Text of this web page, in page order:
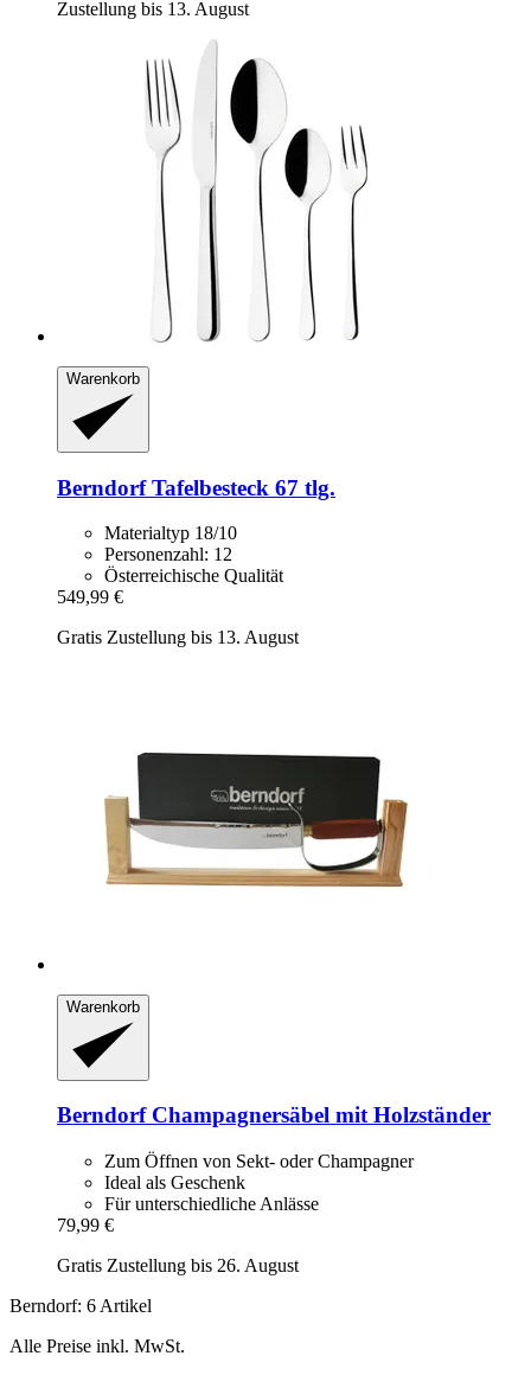
Zustellung bis 13. August
Warenkorb
BerndorfTafelbesteck 67 tlg.
Materialtyp 18/10
Personenzahl: 12
Österreichische Qualität
549,99 €
Gratis Zustellung bis 13. August
Warenkorb
BerndorfChampagnersäbel mit Holzständer
Zum Öffnen von Sekt- oder Champagner
Ideal als Geschenk
Für unterschiedliche Anlässe
79,99 €
Gratis Zustellung bis 26. August
Berndorf: 6 Artikel
Alle Preise inkl. MwSt.